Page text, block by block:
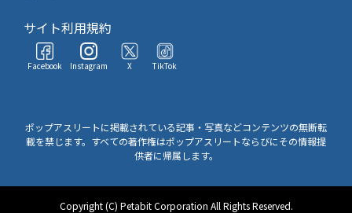
サイト利用規約
Facebook Instagram X TikTok
ポップアスリートに掲載されている記事・写真などコンテンツの無断転
載を禁じます。すべての著作権はポップアスリートならびにその情報提
供者に帰属します。
Copyright (C) Petabit Corporation All Rights Reserved.